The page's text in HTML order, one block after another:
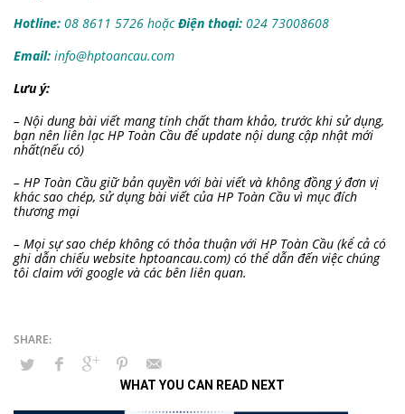
Hotline: 08 8611 5726 hoặcĐiện thoại: 024 73008608
Email: info@hptoancau.com
Lưu ý:
– Nội dung bài viết mang tính chất tham khảo, trước khi sử dụng,
bạn nên liên lạc HP Toàn Cầu để update nội dung cập nhật mới
nhất(nếu có)
– HP Toàn Cầu giữ bản quyền với bài viết và không đồng ý đơn vị
khác sao chép, sử dụng bài viết của HP Toàn Cầu vì mục đích
thương mại
– Mọi sự sao chép không có thỏa thuận với HP Toàn Cầu (kể cả có
ghi dẫn chiếu website hptoancau.com) có thể dẫn đến việc chúng
tôi claim với google và các bên liên quan.
WHAT YOU CAN READ NEXT